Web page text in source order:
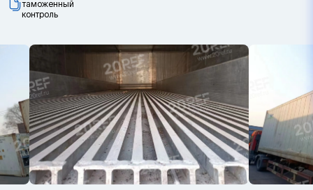
таможенный
контроль